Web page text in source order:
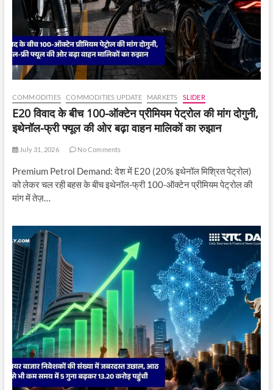
COMMODITIES COMMODITIES UPDATE MARKETS SLIDER
E20 विवाद के बीच 100-ऑक्टेन प्रीमियम पेट्रोल की मांग दोगुनी,
इथेनॉल-फ्री फ्यूल की ओर बढ़ा वाहन मालिकों का रुझान
July 31, 2026 No Comments
Premium Petrol Demand: देश में E20 (20% इथेनॉल मिश्रित पेट्रोल)
को लेकर चल रही बहस के बीच इथेनॉल-फ्री 100-ऑक्टेन प्रीमियम पेट्रोल की
मांग में तेज़…